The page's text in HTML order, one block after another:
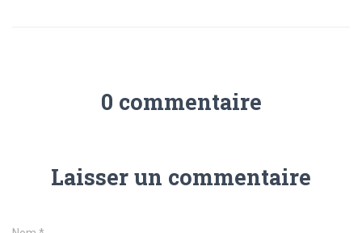
0 commentaire
Laisser un commentaire